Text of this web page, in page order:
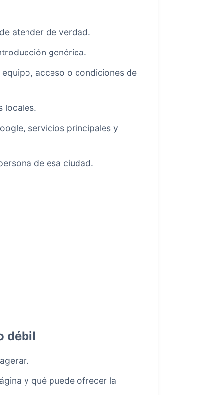
atender de verdad.
genérica.
acceso o condiciones de
locales.
servicios principales y
de esa ciudad.
débil
y qué puede ofrecer la